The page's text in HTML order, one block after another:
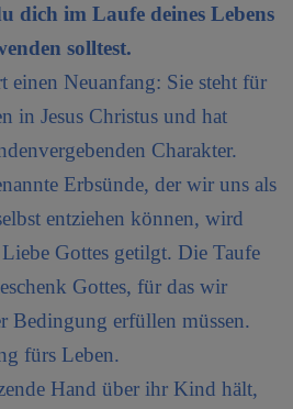
dich im Laufe deines Lebens
solltest.
einen Neuanfang: Sie steht für
in Jesus Christus und hat
Charakter.
Erbsünde, der wir uns als
entziehen können, wird
Gottes getilgt. Die Taufe
Gottes, für das wir
Bedingung erfüllen müssen.
fürs Leben.
Hand über ihr Kind hält,